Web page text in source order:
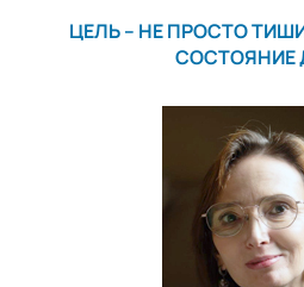
ЦЕЛЬ – НЕ ПРОСТО
СОСТОЯНИЕ